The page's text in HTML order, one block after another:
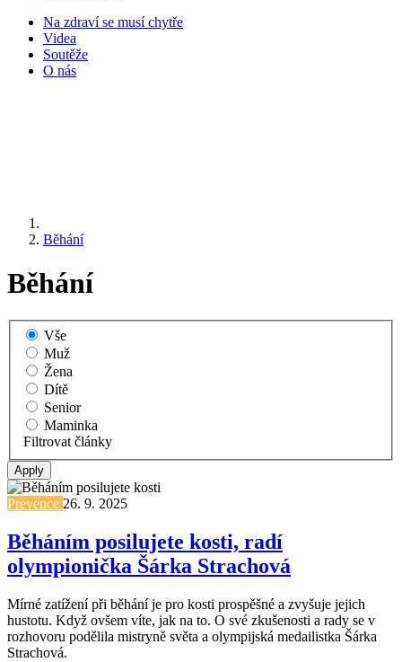
Na zdraví se musí chytře
Videa
Soutěže
O nás
Běhání
Běhání
Vše
Muž
Žena
Dítě
Senior
Maminka
Filtrovat články
Prevence 26. 9. 2025
Běháním posilujete kosti, radí
olympionička Šárka Strachová
Mírné zatížení při běhání je pro kosti prospěšné a zvyšuje jejich
hustotu. Když ovšem víte, jak na to. O své zkušenosti a rady se v
rozhovoru podělila mistryně světa a olympijská medailistka Šárka
Strachová.